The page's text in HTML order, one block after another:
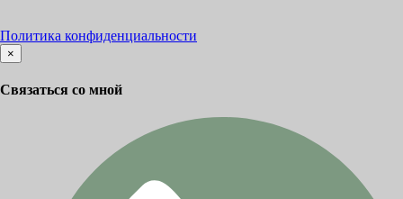
Политика конфиденциальности
×
Связаться со мной